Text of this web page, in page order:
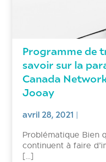
Programme de
savoir sur la
Canada
Jooay
avril 28, 2021 |
Problématique Bien
continuent à faire
[…]